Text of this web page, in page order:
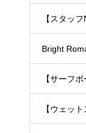
【スタッ
Bright
【サーフボ
【ウェッ